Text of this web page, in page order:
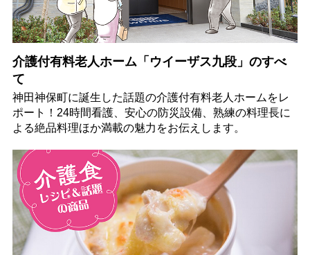
介護付有料老人ホーム「ウイーザス九段」のすべ
て
神田神保町に誕生した話題の介護付有料老人ホームをレ
ポート！24時間看護、安心の防災設備、熟練の料理長に
よる絶品料理ほか満載の魅力をお伝えします。